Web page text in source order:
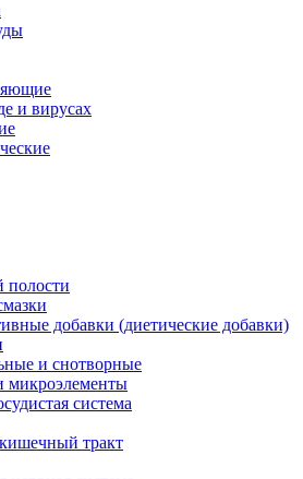
и вирусах
полости
добавки (диетические добавки)
и снотворные
система
тракт